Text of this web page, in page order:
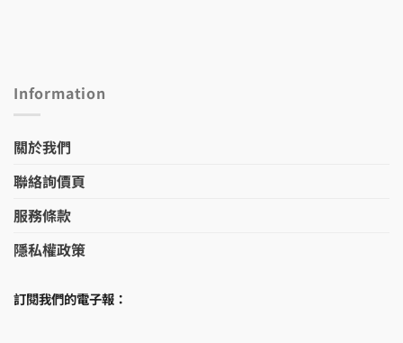
Information
關於我們
聯絡詢價頁
服務條款
隱私權政策
訂閱我們的電子報：